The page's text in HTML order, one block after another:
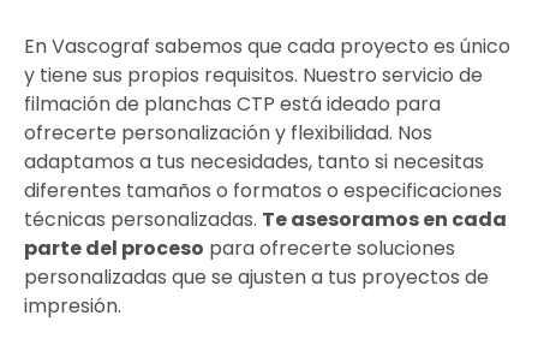
En Vascograf sabemos que cada proyecto es único
y tiene sus propios requisitos. Nuestro servicio de
filmación de planchas CTP está ideado para
ofrecerte personalización y flexibilidad. Nos
adaptamos a tus necesidades, tanto si necesitas
diferentes tamaños o formatos o especificaciones
técnicas personalizadas. Te asesoramos en cada
parte del proceso para ofrecerte soluciones
personalizadas que se ajusten a tus proyectos de
impresión.